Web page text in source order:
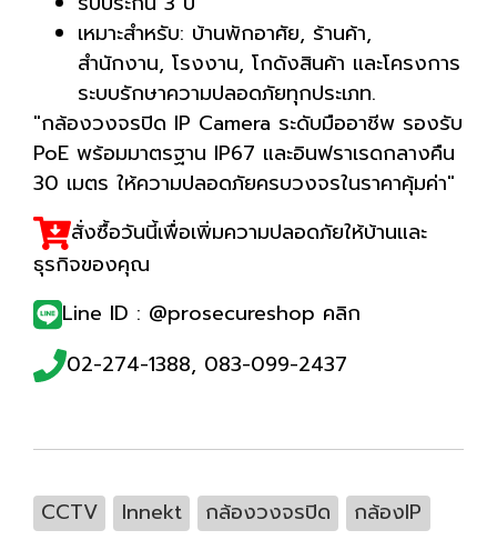
เหมาะสำหรับ: บ้านพักอาศัย, ร้านค้า,
สำนักงาน, โรงงาน, โกดังสินค้า และโครงการ
ระบบรักษาความปลอดภัยทุกประเภท.
"กล้องวงจรปิด IP Camera ระดับมืออาชีพ รองรับ
PoE พร้อมมาตรฐาน IP67 และอินฟราเรดกลางคืน
30 เมตร ให้ความปลอดภัยครบวงจรในราคาคุ้มค่า"
สั่งซื้อวันนี้เพื่อเพิ่มความปลอดภัยให้บ้านและ
ธุรกิจของคุณ
Line ID : @prosecureshop คลิก
02-274-1388, 083-099-2437
CCTV Innekt กล้องวงจรปิด กล้องIP